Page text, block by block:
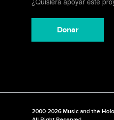
Donar
2000-2026 Music and the